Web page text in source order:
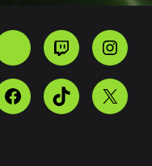
con iOS 14.2 o
Dispositivos